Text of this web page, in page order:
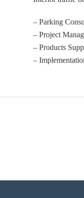
– Parking
– Project
– Products
–